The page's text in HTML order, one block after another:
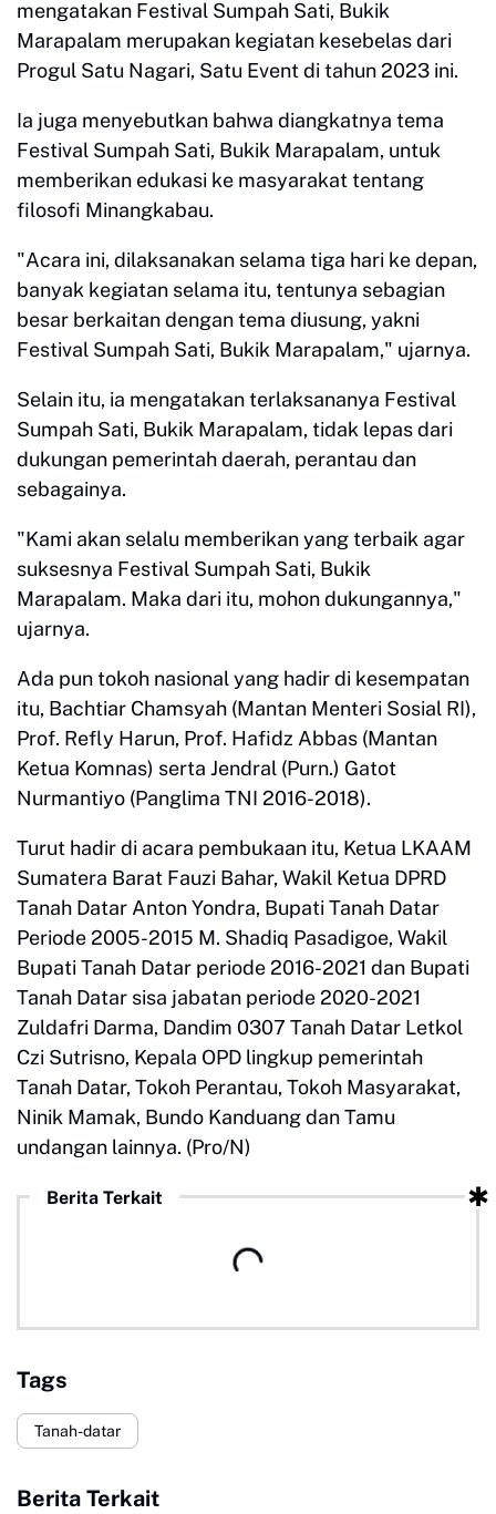
mengatakan Festival Sumpah Sati, Bukik
Marapalam merupakan kegiatan kesebelas dari
Progul Satu Nagari, Satu Event di tahun 2023 ini.
Ia juga menyebutkan bahwa diangkatnya tema
Festival Sumpah Sati, Bukik Marapalam, untuk
memberikan edukasi ke masyarakat tentang
filosofi Minangkabau.
"Acara ini, dilaksanakan selama tiga hari ke depan,
banyak kegiatan selama itu, tentunya sebagian
besar berkaitan dengan tema diusung, yakni
Festival Sumpah Sati, Bukik Marapalam," ujarnya.
Selain itu, ia mengatakan terlaksananya Festival
Sumpah Sati, Bukik Marapalam, tidak lepas dari
dukungan pemerintah daerah, perantau dan
sebagainya.
"Kami akan selalu memberikan yang terbaik agar
suksesnya Festival Sumpah Sati, Bukik
Marapalam. Maka dari itu, mohon dukungannya,"
ujarnya.
Ada pun tokoh nasional yang hadir di kesempatan
itu, Bachtiar Chamsyah (Mantan Menteri Sosial RI),
Prof. Refly Harun, Prof. Hafidz Abbas (Mantan
Ketua Komnas) serta Jendral (Purn.) Gatot
Nurmantiyo (Panglima TNI 2016-2018).
Turut hadir di acara pembukaan itu, Ketua LKAAM
Sumatera Barat Fauzi Bahar, Wakil Ketua DPRD
Tanah Datar Anton Yondra, Bupati Tanah Datar
Periode 2005-2015 M. Shadiq Pasadigoe, Wakil
Bupati Tanah Datar periode 2016-2021 dan Bupati
Tanah Datar sisa jabatan periode 2020-2021
Zuldafri Darma, Dandim 0307 Tanah Datar Letkol
Czi Sutrisno, Kepala OPD lingkup pemerintah
Tanah Datar, Tokoh Perantau, Tokoh Masyarakat,
Ninik Mamak, Bundo Kanduang dan Tamu
undangan lainnya. (Pro/N)
Berita Terkait
Tags
Tanah-datar
Berita Terkait